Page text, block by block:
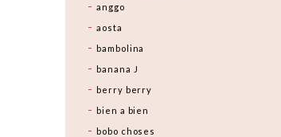
anggo
aosta
bambolina
banana J
berry berry
bien a bien
bobo choses